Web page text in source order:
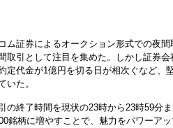
ム証券によるオークション形式での夜
取引として注目を集めた。しかし証券
定代金が1億円を切る日が相次ぐなど、
いた。
の終了時間を現状の23時から23時59分
銘柄に増やすことで、魅力をパワーア